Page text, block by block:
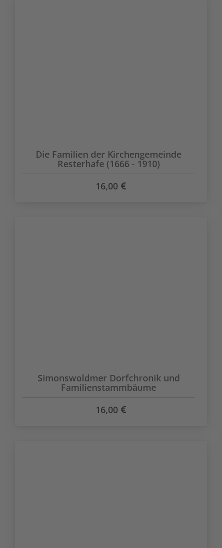
Die Familien der Kirchengemeinde
Resterhafe (1666 - 1910)
16,00
Simonswoldmer Dorfchronik und
Familienstammbäume
16,00